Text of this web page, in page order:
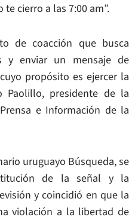
te cierro a las 7:00 am”.
de coacción que busca
y enviar un mensaje de
propósito es ejercer la
Paolillo, presidente de la
e Información de la
uruguayo Búsqueda, se
de la señal y la
y coincidió en que la
violación a la libertad de